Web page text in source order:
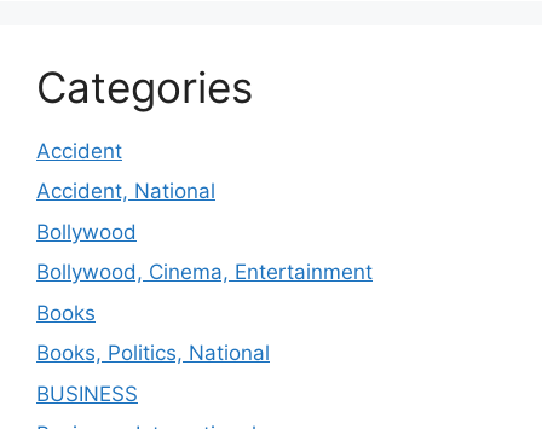
Categories
Accident
Accident, National
Bollywood
Bollywood, Cinema, Entertainment
Books
Books, Politics, National
BUSINESS